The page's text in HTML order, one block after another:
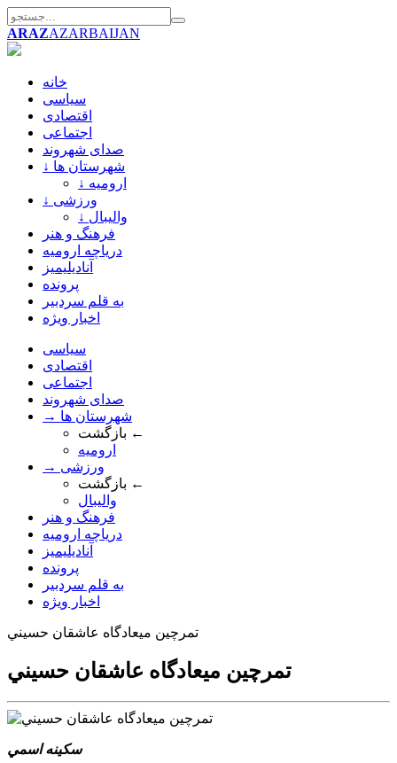
ARAZAZARBAIJAN
خانه
سیاسی
اقتصادی
اجتماعی
صدای شهروند
↓ شهرستان ها
↓ ارومیه
↓ ورزشی
↓ والیبال
فرهنگ و هنر
دریاچه ارومیه
آنادیلیمیز
پرونده
به قلم سردبیر
اخبار ویژه
سیاسی
اقتصادی
اجتماعی
صدای شهروند
→ شهرستان ها
بازگشت ←
ارومیه
→ ورزشی
بازگشت ←
والیبال
فرهنگ و هنر
دریاچه ارومیه
آنادیلیمیز
پرونده
به قلم سردبیر
اخبار ویژه
تمرچين ميعادگاه عاشقان حسيني
تمرچين ميعادگاه عاشقان حسيني
سکينه اسمي